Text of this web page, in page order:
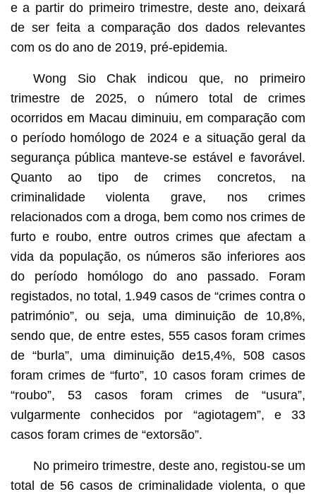
e a partir do primeiro trimestre, deste ano, deixará
de ser feita a comparação dos dados relevantes
com os do ano de 2019, pré-epidemia.
Wong Sio Chak indicou que, no primeiro
trimestre de 2025, o número total de crimes
ocorridos em Macau diminuiu, em comparação com
o período homólogo de 2024 e a situação geral da
segurança pública manteve-se estável e favorável.
Quanto ao tipo de crimes concretos, na
criminalidade violenta grave, nos crimes
relacionados com a droga, bem como nos crimes de
furto e roubo, entre outros crimes que afectam a
vida da população, os números são inferiores aos
do período homólogo do ano passado. Foram
registados, no total, 1.949 casos de “crimes contra o
património”, ou seja, uma diminuição de 10,8%,
sendo que, de entre estes, 555 casos foram crimes
de “burla”, uma diminuição de15,4%, 508 casos
foram crimes de “furto”, 10 casos foram crimes de
“roubo”, 53 casos foram crimes de “usura”,
vulgarmente conhecidos por “agiotagem”, e 33
casos foram crimes de “extorsão”.
No primeiro trimestre, deste ano, registou-se um
total de 56 casos de criminalidade violenta, o que